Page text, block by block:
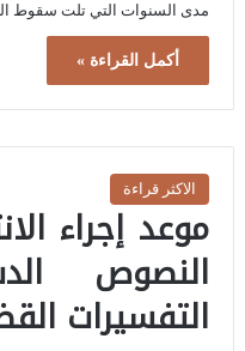
مدى السنوات التي تلت سقوط
أكمل القراءة »
الاكثر قراءة
موعد إجراء
النصوص
التفسيرات